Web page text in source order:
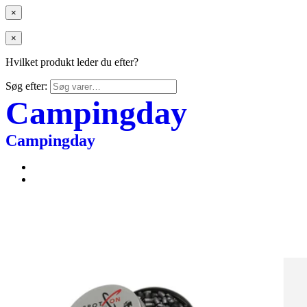
×
×
Hvilket produkt leder du efter?
Søg efter:
Campingday
Campingday